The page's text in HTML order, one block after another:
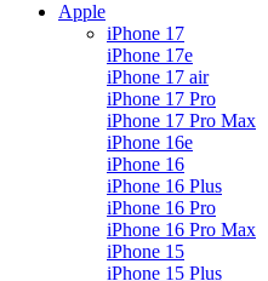
Apple
iPhone 17
iPhone 17e
iPhone 17 air
iPhone 17 Pro
iPhone 17 Pro Max
iPhone 16e
iPhone 16
iPhone 16 Plus
iPhone 16 Pro
iPhone 16 Pro Max
iPhone 15
iPhone 15 Plus